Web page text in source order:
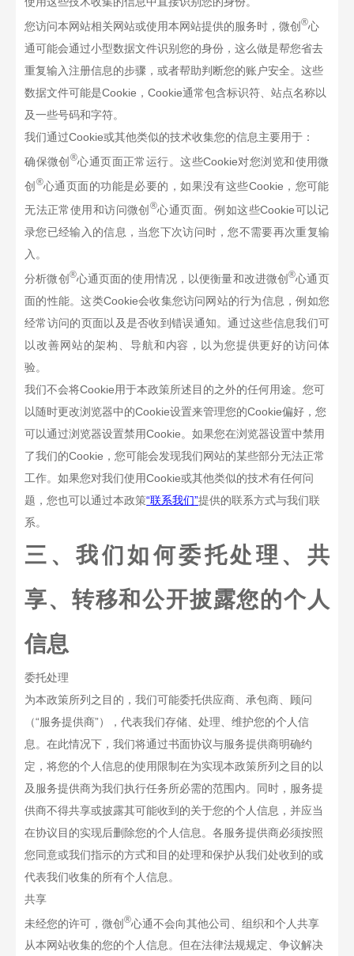
您访问本网站相关网站或使用本网站提供的服务时，微创®心
通可能会通过小型数据文件识别您的身份，这么做是帮您省去
重复输入注册信息的步骤，或者帮助判断您的账户安全。这些
数据文件可能是Cookie ，Cookie通常包含标识符、站点名称以
及一些号码和字符。
我们通过Cookie或其他类似的技术收集您的信息主要用于：
确保微创 ®心通页面正常运行。这些Cookie对您浏览和使用微
创®心通页面的功能是必要的，如果没有这些Cookie ，您可能
无法正常使用和访问微创 ®心通页面。例如这些Cookie可以记
录您已经输入的信息，当您下次访问时，您不需要再次重复输
入。
分析微创 ®心通页面的使用情况，以便衡量和改进微创®心通页
面的性能。这类Cookie会收集您访问网站的行为信息，例如您
经常访问的页面以及是否收到错误通知。通过这些信息我们可
以改善网站的架构、导航和内容，以为您提供更好的访问体
验。
我们不会将Cookie用于本政策所述目的之外的任何用途。您可
以随时更改浏览器中的Cookie设置来管理您的Cookie偏好，您
可以通过浏览器设置禁用Cookie。如果您在浏览器设置中禁用
了我们的Cookie ，您可能会发现我们网站的某些部分无法正常
工作。如果您对我们使用Cookie或其他类似的技术有任何问
题，您也可以通过本政策“联系我们”提供的联系方式与我们联
系。
三、我们如何委托处理、共
享、转移和公开披露您的个人
信息
委托处理
为本政策所列之目的，我们可能委托供应商、承包商、顾问
（“服务提供商”），代表我们存储、处理、维护您的个人信
息。在此情况下，我们将通过书面协议与服务提供商明确约
定，将您的个人信息的使用限制在为实现本政策所列之目的以
及服务提供商为我们执行任务所必需的范围内。同时，服务提
供商不得共享或披露其可能收到的关于您的个人信息，并应当
在协议目的实现后删除您的个人信息。各服务提供商必须按照
您同意或我们指示的方式和目的处理和保护从我们处收到的或
代表我们收集的所有个人信息。
共享
未经您的许可，微创®心通不会向其他公司、组织和个人共享
从本网站收集的您的个人信息。但在法律法规规定、争议解决